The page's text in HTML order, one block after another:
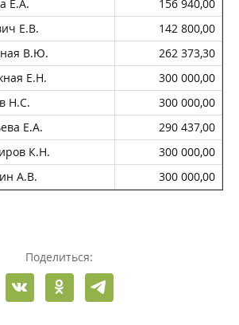
Е.А.
156 940,00
Е.В.
142 800,00
В.Ю.
262 373,30
Е.Н.
300 000,00
Н.С.
300 000,00
Е.А.
290 437,00
К.Н.
300 000,00
А.В. 300 000,00
Поделиться: